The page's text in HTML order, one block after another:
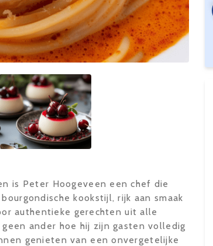
is Peter Hoogeveen een chef die
kookstijl, rijk aan smaak
authentieke gerechten uit alle
ander hoe hij zijn gasten volledig
genieten van een onvergetelijke